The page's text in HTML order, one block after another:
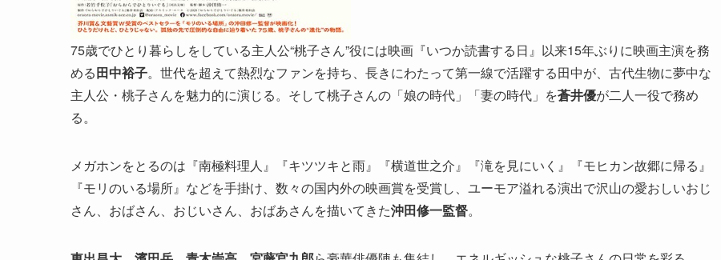
75歳でひとり暮らしをしている主人公“桃子さん”役には映画『いつか読書する日』以来15年ぶりに映画主演を務
める田中裕子。世代を超えて熱烈なファンを持ち、長きにわたって第一線で活躍する田中が、古代生物に夢中な
主人公・桃子さんを魅力的に演じる。そして桃子さんの「娘の時代」「妻の時代」を蒼井優が二人一役で務め
る。
メガホンをとるのは『南極料理人』『キツツキと雨』『横道世之介』『滝を見にいく』『モヒカン故郷に帰る』
『モリのいる場所』などを手掛け、数々の国内外の映画賞を受賞し、ユーモア溢れる演出で沢山の愛おしいおじ
さん、おばさん、おじいさん、おばあさんを描いてきた沖田修一監督。